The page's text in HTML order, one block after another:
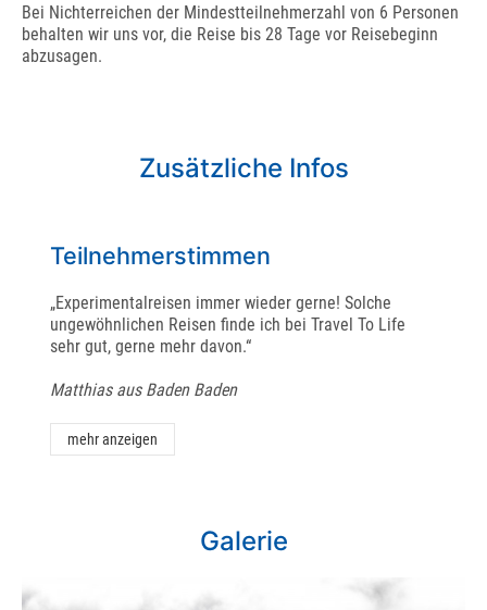
Bei Nichterreichen der Mindestteilnehmerzahl von 6 Personen
behalten wir uns vor, die Reise bis 28 Tage vor Reisebeginn
abzusagen.
Zusätzliche Infos
Teilnehmerstimmen
„Experimentalreisen immer wieder gerne! Solche
ungewöhnlichen Reisen finde ich bei Travel To Life
sehr gut, gerne mehr davon.“
Matthias aus Baden Baden
mehr anzeigen
Galerie